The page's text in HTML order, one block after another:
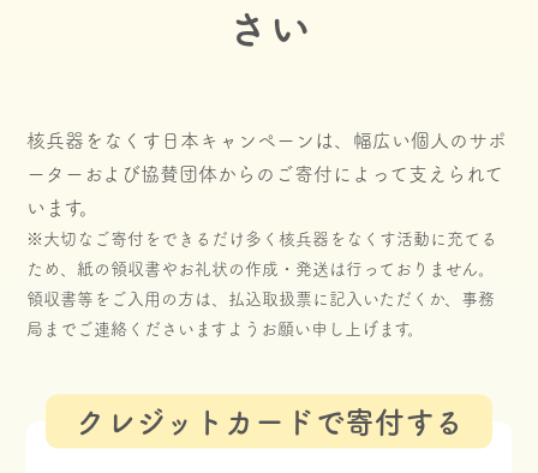
さい
核兵器をなくす日本キャンペーンは、幅広い個人のサポ
ーターおよび協賛団体からのご寄付によって支えられて
います。
※大切なご寄付をできるだけ多く核兵器をなくす活動に充てる
ため、紙の領収書やお礼状の作成・発送は行っておりません。
領収書等をご入用の方は、払込取扱票に記入いただくか、事務
局までご連絡くださいますようお願い申し上げます。
クレジットカードで寄付する